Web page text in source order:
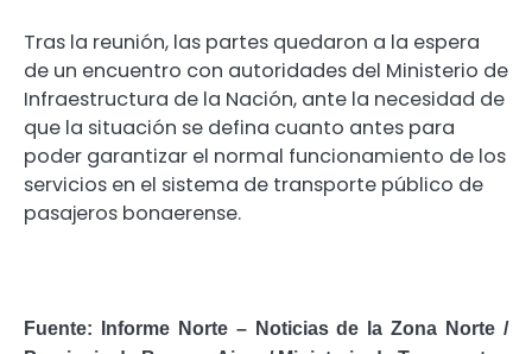
Tras la reunión, las partes quedaron a la espera
de un encuentro con autoridades del Ministerio de
Infraestructura de la Nación, ante la necesidad de
que la situación se defina cuanto antes para
poder garantizar el normal funcionamiento de los
servicios en el sistema de transporte público de
pasajeros bonaerense.
Fuente: Informe Norte – Noticias de la Zona Norte /